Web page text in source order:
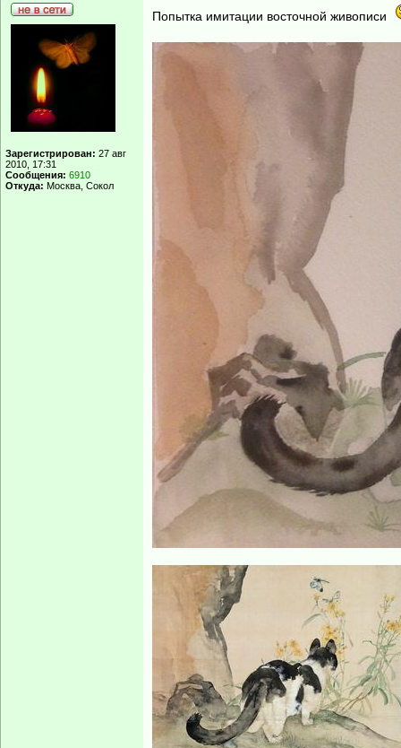
Зарегистрирован: 27 авг
2010, 17:31
Сообщения: 6910
Откуда: Москва, Сокол
Попытка имитации восточной живописи